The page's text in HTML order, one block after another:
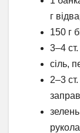
г
150 г
3–4 ст.
сіль,
2–3